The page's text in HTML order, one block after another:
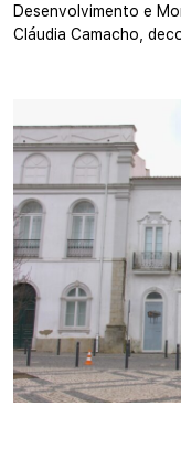
Desenvolvimento e
Cláudia Camacho,